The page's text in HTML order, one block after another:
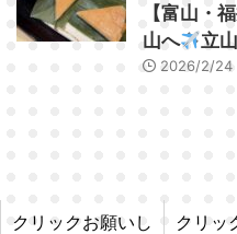
【富山・
山へ
立
2026/2/24
クリックお願いし
クリッ